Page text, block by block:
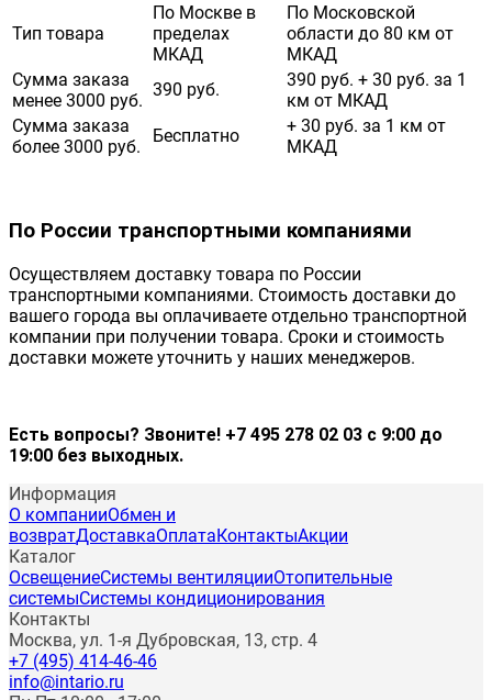
Тип товара
По Москве в
пределах
МКАД
По Московской
области до 80 км от
МКАД
Сумма заказа
менее 3000 руб.
390 руб.
390 руб. + 30 руб. за 1
км от МКАД
Сумма заказа
более 3000 руб.
Бесплатно
+ 30 руб. за 1 км от
МКАД
По России транспортными компаниями
Осуществляем доставку товара по России
транспортными компаниями. Стоимость доставки до
вашего города вы оплачиваете отдельно транспортной
компании при получении товара. Сроки и стоимость
доставки можете уточнить у наших менеджеров.
Есть вопросы? Звоните! +7 495 278 02 03 с 9:00 до
19:00 без выходных.
Информация
О компанииОбмен и
возвратДоставкаОплата КонтактыАкции
Каталог
ОсвещениеСистемы вентиляцииОтопительные
системыСистемы кондиционирования
Контакты
Москва, ул. 1-я Дубровская, 13, стр. 4
+7 (495) 414-46-46
info@intario.ru